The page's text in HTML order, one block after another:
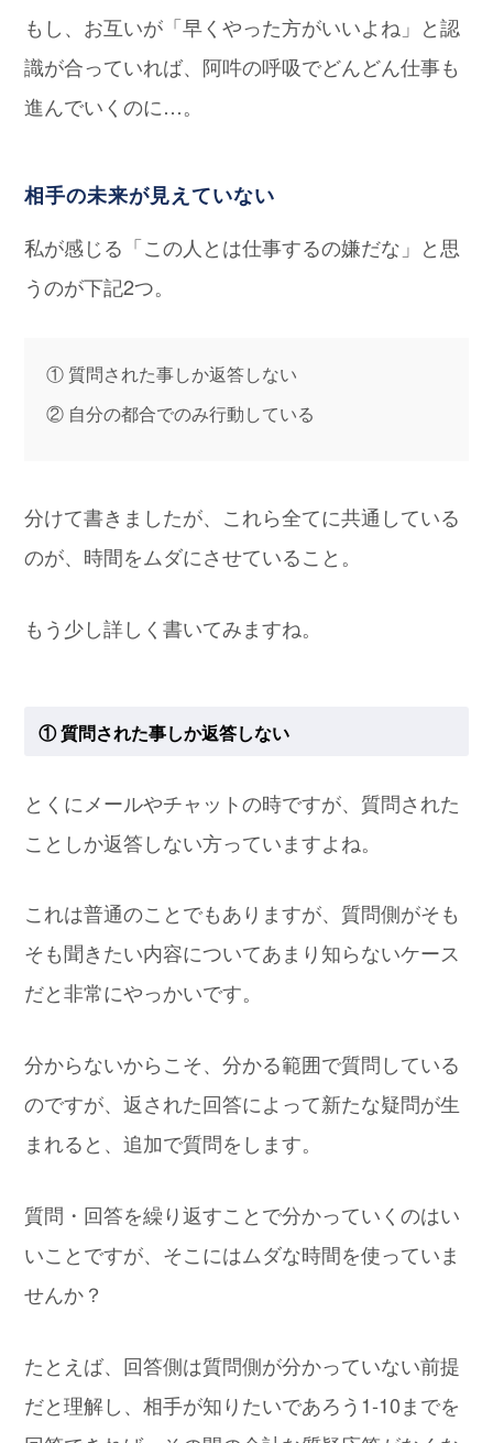
もし、お互いが「早くやった方がいいよね」と認
識が合っていれば、阿吽の呼吸でどんどん仕事も
進んでいくのに…。
相手の未来が見えていない
私が感じる「この人とは仕事するの嫌だな」と思
うのが下記2つ。
① 質問された事しか返答しない
② 自分の都合でのみ行動している
分けて書きましたが、これら全てに共通している
のが、時間をムダにさせていること。
もう少し詳しく書いてみますね。
① 質問された事しか返答しない
とくにメールやチャットの時ですが、質問された
ことしか返答しない方っていますよね。
これは普通のことでもありますが、質問側がそも
そも聞きたい内容についてあまり知らないケース
だと非常にやっかいです。
分からないからこそ、分かる範囲で質問している
のですが、返された回答によって新たな疑問が生
まれると、追加で質問をします。
質問・回答を繰り返すことで分かっていくのはい
いことですが、そこにはムダな時間を使っていま
せんか？
たとえば、回答側は質問側が分かっていない前提
だと理解し、相手が知りたいであろう1-10までを